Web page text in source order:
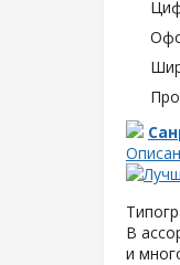
В
и